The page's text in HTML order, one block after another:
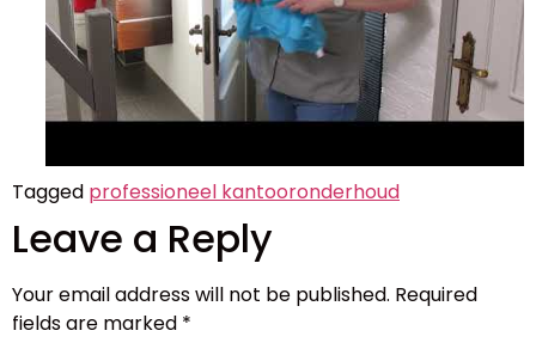
Tagged professioneel kantooronderhoud
Leave a Reply
Your email address will not be published. Required
fields are marked *